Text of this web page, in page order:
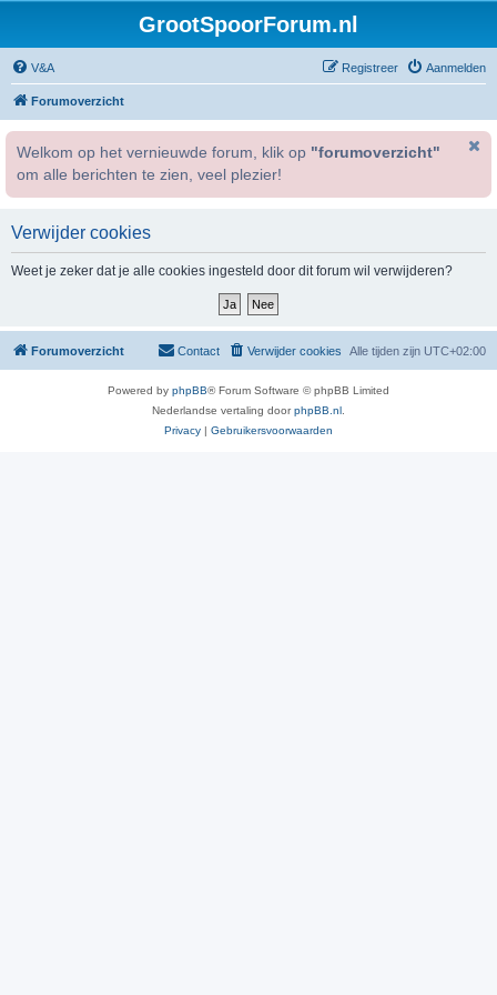
GrootSpoorForum.nl
V&A Aanmelden
Registreer
Forumoverzicht
Welkom op het vernieuwde forum, klik op "forumoverzicht"
om alle berichten te zien, veel plezier!
Verwijder cookies
Weet je zeker dat je alle cookies ingesteld door dit forum wil verwijderen?
Forumoverzicht Alle tijden zijn UTC+02:00
Verwijder cookies
Contact
Powered by phpBB® Forum Software © phpBB Limited
Nederlandse vertaling doorphpBB.nl
Privacy | Gebruikersvoorwaarden